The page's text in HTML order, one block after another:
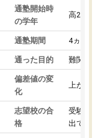
通塾開始時
の学年
高2
通塾期間 4ヵ月～1
通った目的 難関私立
偏差値の変
化
上がった
志望校の合
格
受験して
出ていな